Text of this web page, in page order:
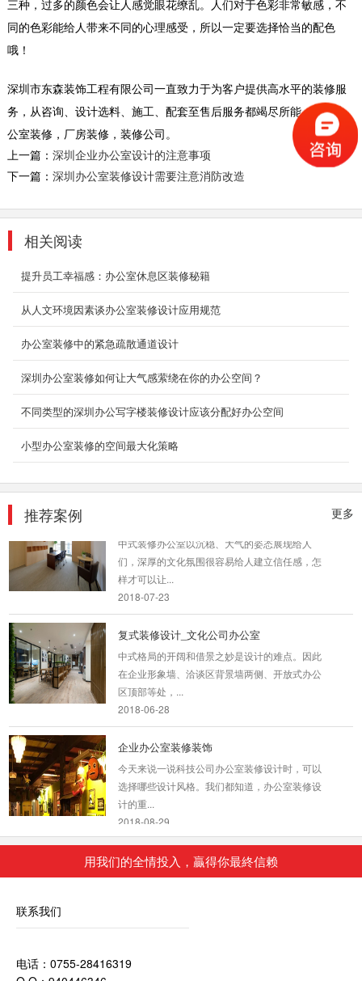
三种，过多的颜色会让人感觉眼花缭乱。人们对于色彩非常敏感，不
同的色彩能给人带来不同的心理感受，所以一定要选择恰当的配色
哦！
深圳市东森装饰工程有限公司一直致力于为客户提供高水平的装修服
务，从咨询、设计选料、施工、配套至售后服务都竭尽所能，专注办
公室装修，厂房装修，装修公司。
上一篇： 深圳企业办公室设计的注意事项
下一篇： 深圳办公室装修设计需要注意消防改造
相关阅读
提升员工幸福感：办公室休息区装修秘籍
从人文环境因素谈办公室装修设计应用规范
办公室装修中的紧急疏散通道设计
深圳办公室装修如何让大气感萦绕在你的办公空间？
不同类型的深圳办公写字楼装修设计应该分配好办公空间
小型办公室装修的空间最大化策略
更多
推荐案例
时代人们更...
2018-08-29
(一)时尚创意办公室装修最讲究秩序感 在时尚办
公室设计中的秩序,是指形的反复、形的节奏、
2018-08-29
3000平空压机厂房装修
的叙述性、空间功能上的节点性、空间氛围上的
豪宅办公室装修_引行消防
简洁高效是甲方提出的唯一要求，安全和建筑感
整体设计围绕...
深圳大型办公室装修
现代办公空间设计，休闲兼具办公机能的选择配
备已成为空间点缀风采的创意来源。注重时尚与
艺术，...
2018-07-30
中式装修办公室以沉稳、大气的姿态展现给人
们，深厚的文化氛围很容易给人建立信任感，怎
样才可以让...
2018-07-23
复式装修设计_文化公司办公室
中式格局的开阔和借景之妙是设计的难点。因此
在企业形象墙、洽谈区背景墙两侧、开放式办公
区顶部等处，...
2018-06-28
企业办公室装修装饰
今天来说一说科技公司办公室装修设计时，可以
选择哪些设计风格。我们都知道，办公室装修设
计的重...
2018-08-29
甲级写字楼办公室装修
用我们的全情投入，贏得你最終信赖
联系我们
电话：0755-28416319